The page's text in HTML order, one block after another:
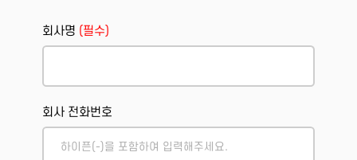
회사명 (필수)
회사 전화번호